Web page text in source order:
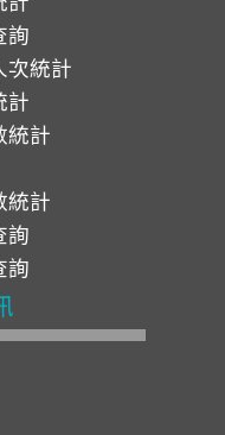
詢
次統計
計
統計
統計
詢
詢